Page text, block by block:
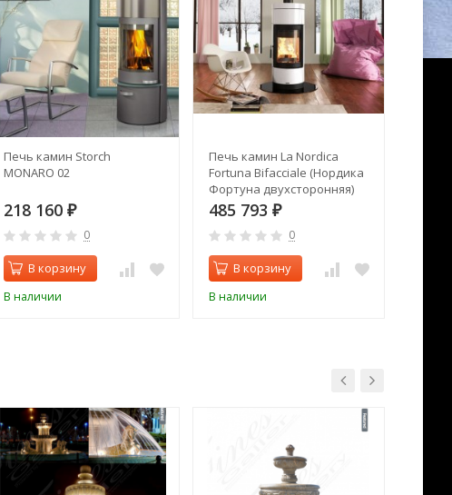
Печь камин Storch
MONARO 02
218 160 ₽
0
В корзину
В наличии
Печь камин La Nordica
Fortuna Bifacciale (Нордика
Фортуна двухсторонняя)
485 793 ₽
0
В корзину
В наличии